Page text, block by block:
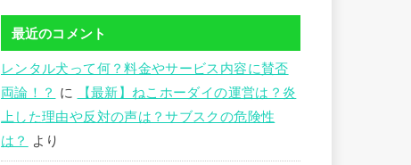
最近のコメント
レンタル犬って何？料金やサービス内容に賛否
両論！？
に
【最新】ねこホーダイの運営は？炎
上した理由や反対の声は？サブスクの危険性
は？
より